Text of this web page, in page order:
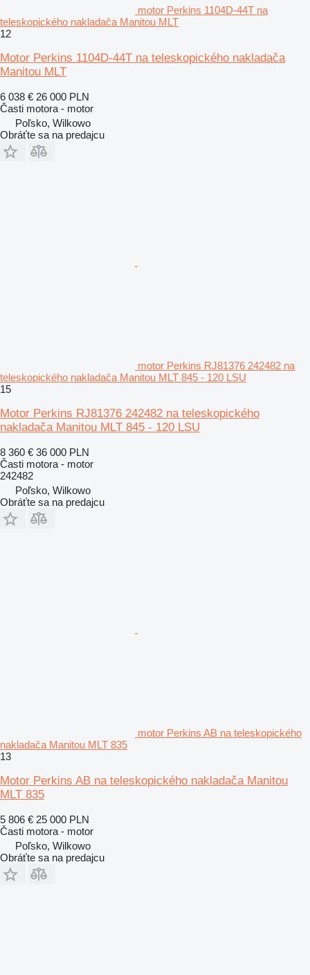
motor Perkins 1104D-44T na
teleskopického nakladača Manitou MLT
12
Motor Perkins 1104D-44T na teleskopického nakladača
Manitou MLT
6 038 € 26 000 PLN
Časti motora - motor
Poľsko, Wilkowo
Obráťte sa na predajcu
motor Perkins RJ81376 242482 na
teleskopického nakladača Manitou MLT 845 - 120 LSU
15
Motor Perkins RJ81376 242482 na teleskopického
nakladača Manitou MLT 845 - 120 LSU
8 360 € 36 000 PLN
Časti motora - motor
242482
Poľsko, Wilkowo
Obráťte sa na predajcu
motor Perkins AB na teleskopického
nakladača Manitou MLT 835
13
Motor Perkins AB na teleskopického nakladača Manitou
MLT 835
5 806 € 25 000 PLN
Časti motora - motor
Poľsko, Wilkowo
Obráťte sa na predajcu